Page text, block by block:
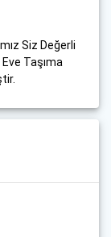
Siz Değerli
Taşıma